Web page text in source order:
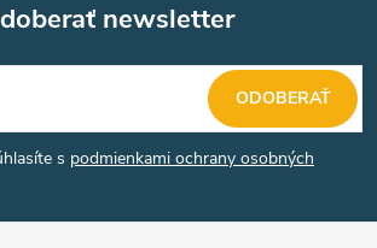
newsletter
s podmienkami ochrany osobných
ODOBERAŤ